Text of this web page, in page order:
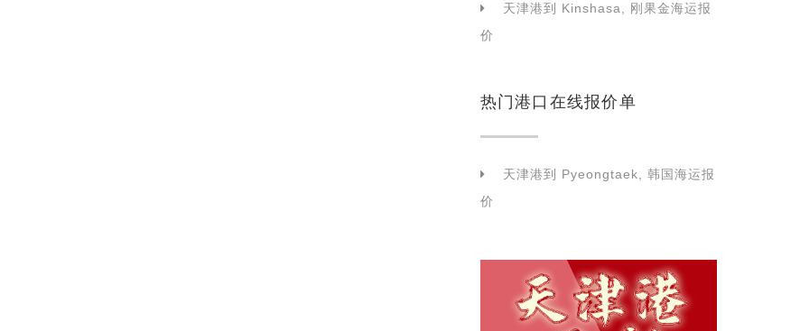
天津港到 Kinshasa, 刚果金海运报
价
热门港口在线报价单
天津港到 Pyeongtaek, 韩国海运报
价